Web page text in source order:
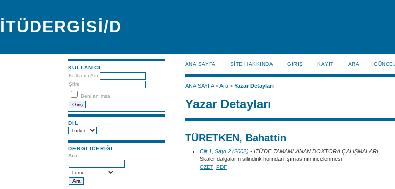
İTÜDERGİSİ/D
KULLANICI
Kullanıcı Adı
Şifre
Beni anımsa
DIL
DERGI ICERIĞI
Ara
ANA SAYFA SİTE HAKKINDA GIRIŞ KAYIT ARA GÜNCEL
ANA SAYFA>Ara> Yazar Detayları
Yazar Detayları
TÜRETKEN, Bahattin
Cilt 1, Sayı 2 (2002) - İTÜ'DE TAMAMLANAN DOKTORA ÇALIŞMALARI
Skaler dalgaların silindirik horndan ışımasının incelenmesi
ÖZET PDF